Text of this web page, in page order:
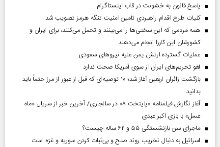
پاسخ قانون به خشونت در قاب اینستاگرام
کلیات طرح اقدام راهبردی تامین امنیت تنگه هرمز تصویب شد
همه مردمی که این سختی‌ها را می‌بینند و تحمل می‌کنند، برای ایران و
کشورشان این کاررا انجام می‌دهند
عملیات گسترده ارتش یمن علیه نیروهای سعودی
لغو تحریم‌های ایران از سوی آمریکا صحت ندارد
بازگشت زائران اربعین آغاز شد؛ ۱۰ توصیه‌ای که قبل از عبور از مرز حتماً باید
بدانید
آغاز نگارش فیلمنامه «پایتخت ۸» در سالجاری/ آخرین خبر از سریال «ماه
عسل» با بازی اکبر عبدی
ماجرای سن بازنشستگی ۵۵ و ۶۲ ساله چیست؟
اسرائیل به دنبال تخریب روند صلح و بی‌ثبات کردن سوریه و غزه است